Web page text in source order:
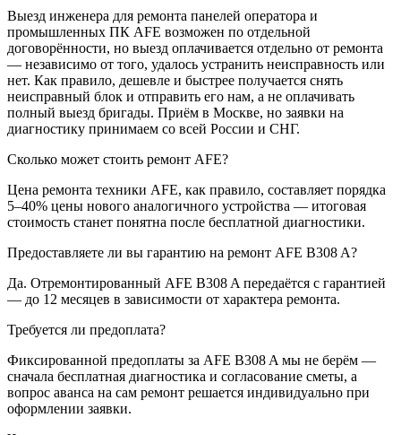
Выезд инженера для ремонта панелей оператора и
промышленных ПК AFE возможен по отдельной
договорённости, но выезд оплачивается отдельно от ремонта
— независимо от того, удалось устранить неисправность или
нет. Как правило, дешевле и быстрее получается снять
неисправный блок и отправить его нам, а не оплачивать
полный выезд бригады. Приём в Москве, но заявки на
диагностику принимаем со всей России и СНГ.
Сколько может стоить ремонт AFE?
Цена ремонта техники AFE, как правило, составляет порядка
5–40% цены нового аналогичного устройства — итоговая
стоимость станет понятна после бесплатной диагностики.
Предоставляете ли вы гарантию на ремонт AFE B308 A?
Да. Отремонтированный AFE B308 A передаётся с гарантией
— до 12 месяцев в зависимости от характера ремонта.
Требуется ли предоплата?
Фиксированной предоплаты за AFE B308 A мы не берём —
сначала бесплатная диагностика и согласование сметы, а
вопрос аванса на сам ремонт решается индивидуально при
оформлении заявки.